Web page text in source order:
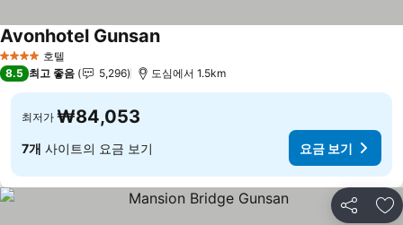
4 성급 호텔
Avonhotel Gunsan요금 보기
8.5 최고 좋음 5,296 도심에서 1.5km
최저가 ₩84,053
7개 사이트의 요금 보기 요금 보기
공유 즐